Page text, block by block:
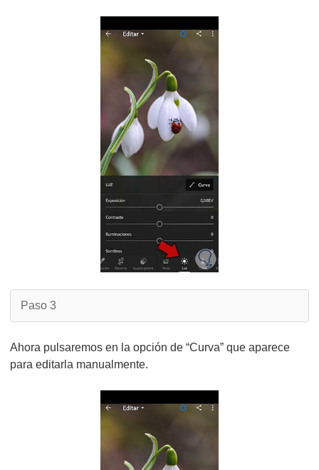
Paso 3
Ahora pulsaremos en la opción de “Curva” que aparece
para editarla manualmente.